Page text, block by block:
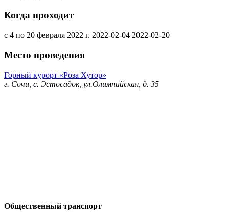
Когда проходит
с 4 по 20 февраля 2022 г. 2022-02-04 2022-02-20
Место проведения
Горный курорт «Роза Хутор»
г. Сочи, с. Эстосадок, ул.Олимпийская, д. 35
Общественный транспорт